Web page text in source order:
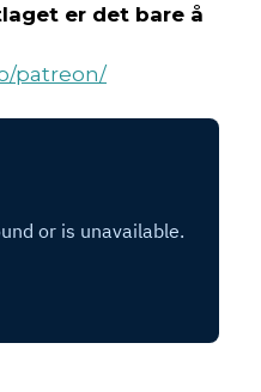
er det bare å
patreon/